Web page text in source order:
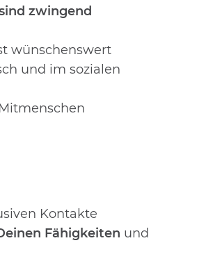
zwingend
wünschenswert
und im sozialen
Kontakte
Fähigkeiten und